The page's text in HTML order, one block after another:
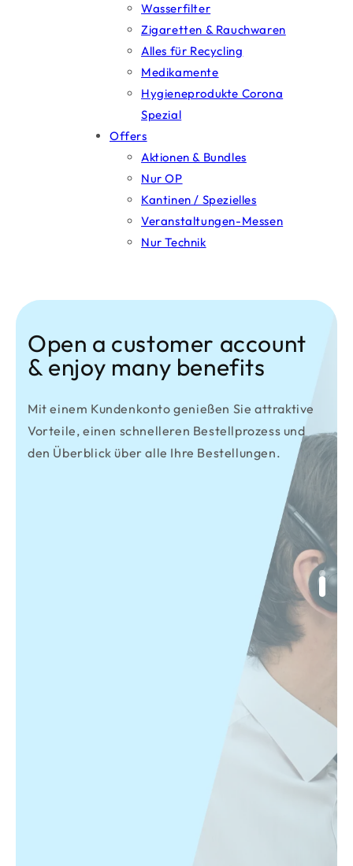
Wasserfilter
Zigaretten & Rauchwaren
Alles für Recycling
Medikamente
Hygieneprodukte Corona
Spezial
Offers
Aktionen & Bundles
Nur OP
Kantinen / Spezielles
Veranstaltungen-Messen
Nur Technik
Open a customer account
& enjoy many benefits
Mit einem Kundenkonto genießen Sie attraktive
Vorteile, einen schnelleren Bestellprozess und
den Überblick über alle Ihre Bestellungen.